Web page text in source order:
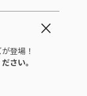
登場！
さい。